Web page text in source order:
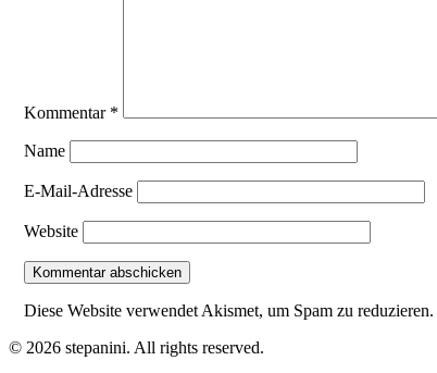
Kommentar *
Name
E-Mail-Adresse
Website
Diese Website verwendet Akismet, um Spam zu reduzieren.
© 2026 stepanini. All rights reserved.